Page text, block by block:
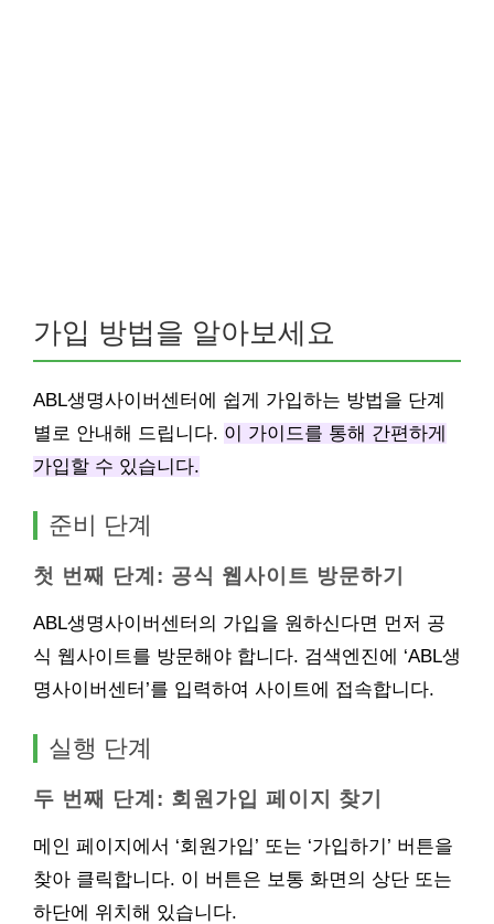
가입 방법을 알아보세요
ABL생명사이버센터에 쉽게 가입하는 방법을 단계
별로 안내해 드립니다. 이 가이드를 통해 간편하게
가입할 수 있습니다.
준비 단계
첫 번째 단계: 공식 웹사이트 방문하기
ABL생명사이버센터의 가입을 원하신다면 먼저 공
식 웹사이트를 방문해야 합니다. 검색엔진에 ‘ABL생
명사이버센터’를 입력하여 사이트에 접속합니다.
실행 단계
두 번째 단계: 회원가입 페이지 찾기
메인 페이지에서 ‘회원가입’ 또는 ‘가입하기’ 버튼을
찾아 클릭합니다. 이 버튼은 보통 화면의 상단 또는
하단에 위치해 있습니다.